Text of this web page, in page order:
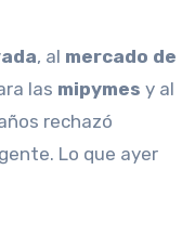
, al mercado de
las mipymes y al
rechazó
Lo que ayer